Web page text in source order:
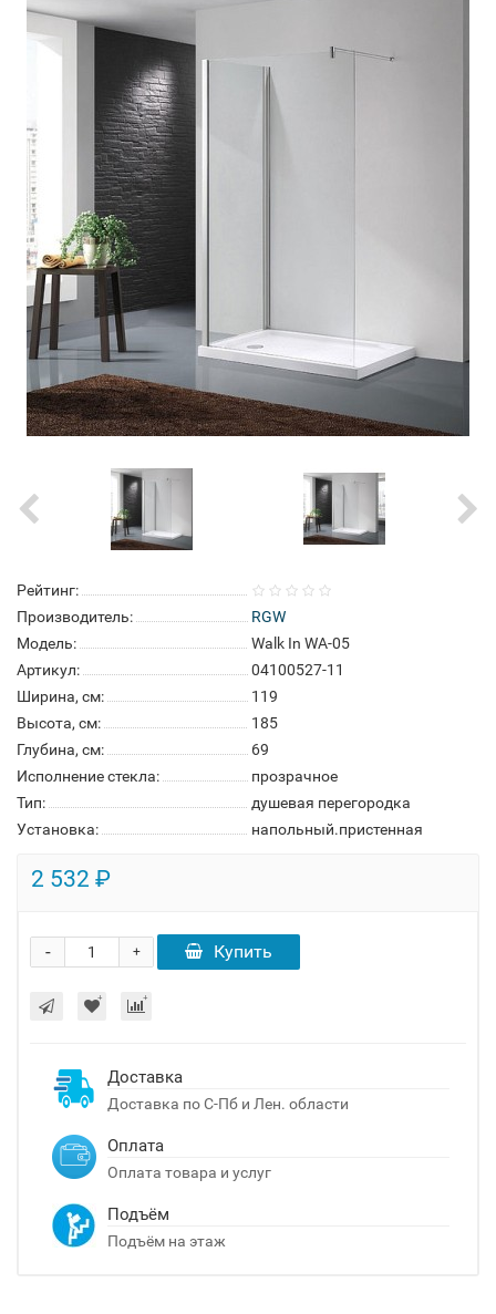
Рейтинг:
Производитель:
RGW
Модель:
Walk In WA-05
Артикул:
04100527-11
Ширина, см:
119
Высота, см:
185
Глубина, см:
69
Исполнение стекла:
прозрачное
Тип:
душевая перегородка
Установка:
напольный.пристенная
2 532 ₽
+
- Купить
Доставка
Доставка по С-Пб и Лен. области
Оплата
Оплата товара и услуг
Подъём
Подъём на этаж